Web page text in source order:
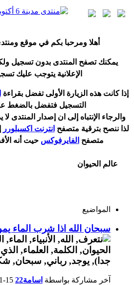
هلا ومرحبا بكم في موقع
يمكنك تصفح المنتدى بدون تسجيل
الإعلانية يتوجب عليك
إذا كانت هذه الزيارة الأولى تفضل بقراءة
التسجيل فتفضل بالضغط
والرجاء الإنتباه إلى ان إصدار المنتدى لا
لذا ننصح بترقية متصفح انترنت اكسبلورر
متصفح الفايرفوكس حيت نه
عالم الحيوان
المواضيع
سبحان الله اذا شرب الماء
آخر مشاركة بواسطة اسامة22